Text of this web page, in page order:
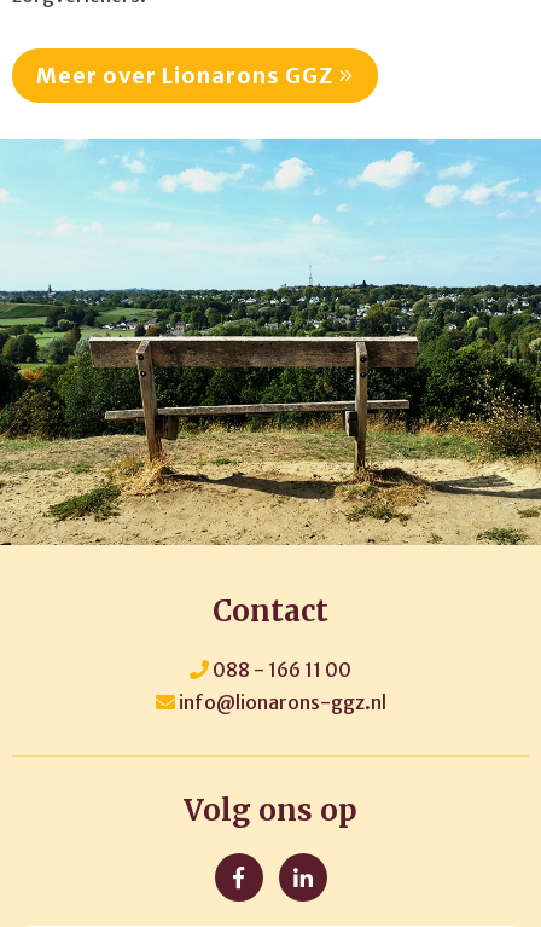
Meer over Lionarons GGZ
Contact
088 - 166 11 00
info@lionarons-ggz.nl
Volg ons op